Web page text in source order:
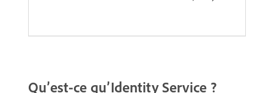
Qu’est-ce qu’Identity Service ?